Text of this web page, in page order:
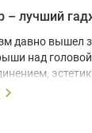
давно вышел
над
A-frame